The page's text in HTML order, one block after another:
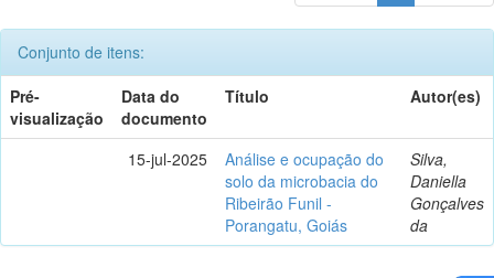
Conjunto de itens:
Pré-
visualização
Data do
documento
Título Autor(es)
15-jul-2025
Análise e ocupação do
solo da microbacia do
Ribeirão Funil -
Porangatu, Goiás
Silva,
Daniella
Gonçalves
da